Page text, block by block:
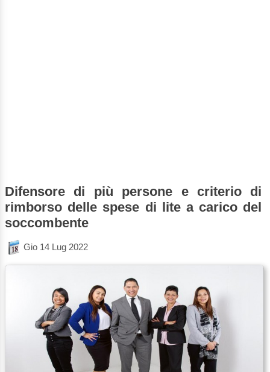
Difensore di più persone e criterio di
rimborso delle spese di lite a carico del
soccombente
Gio 14 Lug 2022